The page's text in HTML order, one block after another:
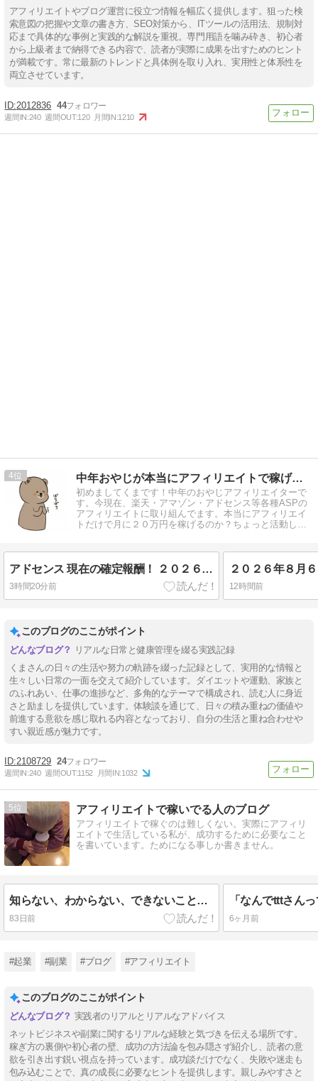
アフィリエイトやブログ運営に役立つ情報を幅広く提供します。狙った検
索意図の把握や文章の書き方、SEO対策から、ITツールの活用法、規制対
応まで具体的な事例と実践的な解説を重視。専門用語を噛み砕き、初心者
から上級者まで納得できる内容で、読者が実際に成果を出すためのヒント
が満載です。常に最新のトレンドと具体例を取り入れ、実用性と体系性を
両立させています。
2012836 44
週間IN:240 週間OUT:120 月間IN:1210
4 中年おやじが本当にアフィリエイトで稼げる？実験証明ブログ
初めましてくまです！中年のおやじアフィリエイターで
す。今現在、楽天・アマゾン・アドセンス等各種ASPの
アフィリエイトに取り組んでます。本当にアフィリエイ
トだけで月に２０万円を稼げるのか？ちょっと活動して
アドセンス 現在の確定報酬！ ２０２６/８/７現在
3時間20分前
２０２６年８月
12時間前
このブログのここがポイント
リアルな日常と健康管理を綴る実践記録
くまさんの日々の生活や努力の軌跡を綴った記録として、実用的な情報と
生々しい日常の一面を交えて紹介しています。ダイエットや運動、家族と
のふれあい、仕事の進捗など、多角的なテーマで構成され、読む人に身近
さと励ましを提供しています。体験談を通じて、日々の積み重ねの価値や
前進する意欲を感じ取れる内容となっており、自分の生活と重ね合わせや
すい親近感が魅力です。
2108729 24
週間IN:240 週間OUT:1152 月間IN:1032
5 アフィリエイトで稼いでる人のブログ
アフィリエイトで稼ぐのは難しくない。実際にアフィリ
エイトで生活している私が、成功するために必要なこと
を書いています。ためになる事しか書きません。
知らない、わからない、できないことが多い？そんなん最高やん！！って話
83日前 6ヶ月前
#起業 #副業 #ブログ #アフィリエイト
このブログのここがポイント
実践者のリアルとリアルなアドバイス
ネットビジネスや副業に関するリアルな経験と気づきを伝える場所です。
稼ぎ方の裏側や初心者の壁、成功の方法論を包み隠さず紹介し、読者の意
欲を引き出す鋭い視点を持っています。成功談だけでなく、失敗や迷走も
包み込むことで、真の成長に必要なヒントを提供します。親しみやすさと